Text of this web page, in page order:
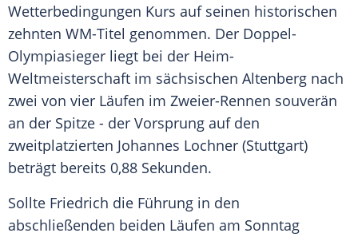
Wetterbedingungen Kurs auf seinen historischen
zehnten WM-Titel genommen. Der Doppel-
Olympiasieger liegt bei der Heim-
Weltmeisterschaft im sächsischen Altenberg nach
zwei von vier Läufen im Zweier-Rennen souverän
an der Spitze - der Vorsprung auf den
zweitplatzierten Johannes Lochner (Stuttgart)
beträgt bereits 0,88 Sekunden.
Sollte Friedrich die Führung in den
abschließenden beiden Läufen am Sonntag